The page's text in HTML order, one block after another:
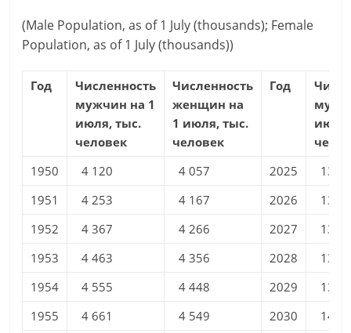
(Male Population, as of 1 July (thousands); Female
Population, as of 1 July (thousands))
Год
Численность
мужчин на 1
июля, тыс.
человек
Численность
женщин на
1 июля, тыс.
человек
Год
1950
4 120 4 057 2025
13
1951
4 253 4 167 2026
13
1952
4 367 4 266 2027
13
1953
4 463 4 356 2028
13
1954
4 555 4 448 2029
13
1955
4 661 4 549 2030
14